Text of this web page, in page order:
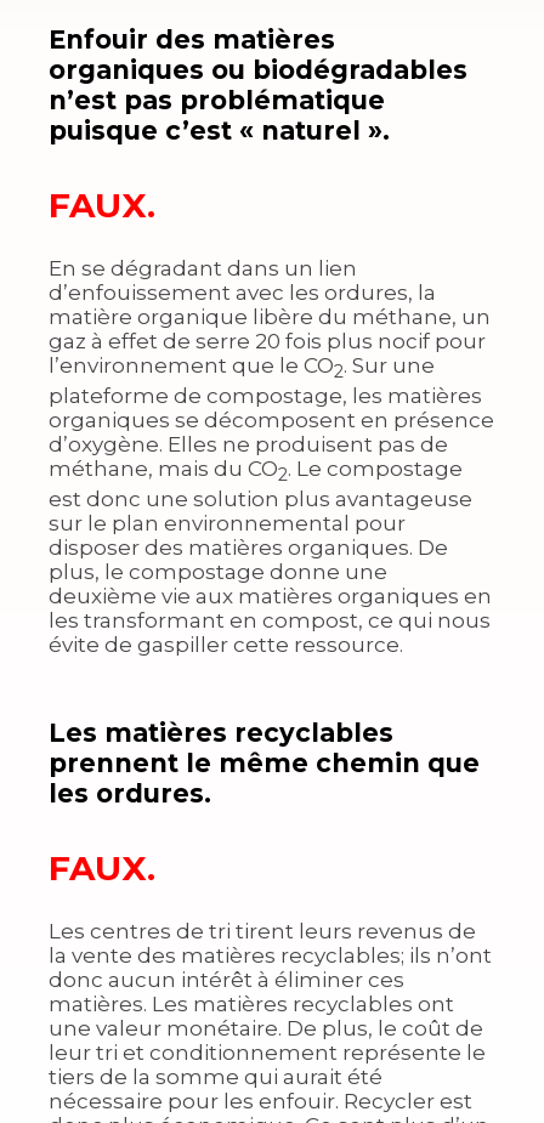
Enfouir des matières
organiques ou biodégradables
n’est pas problématique
puisque c’est « naturel ».
FAUX.
En se dégradant dans un lien
d’enfouissement avec les ordures, la
matière organique libère du méthane, un
gaz à effet de serre 20 fois plus nocif pour
l’environnement que le CO2. Sur une
plateforme de compostage, les matières
organiques se décomposent en présence
d’oxygène. Elles ne produisent pas de
méthane, mais du CO2. Le compostage
est donc une solution plus avantageuse
sur le plan environnemental pour
disposer des matières organiques. De
plus, le compostage donne une
deuxième vie aux matières organiques en
les transformant en compost, ce qui nous
évite de gaspiller cette ressource.
Les matières recyclables
prennent le même chemin que
les ordures.
FAUX.
Les centres de tri tirent leurs revenus de
la vente des matières recyclables; ils n’ont
donc aucun intérêt à éliminer ces
matières. Les matières recyclables ont
une valeur monétaire. De plus, le coût de
leur tri et conditionnement représente le
tiers de la somme qui aurait été
nécessaire pour les enfouir. Recycler est